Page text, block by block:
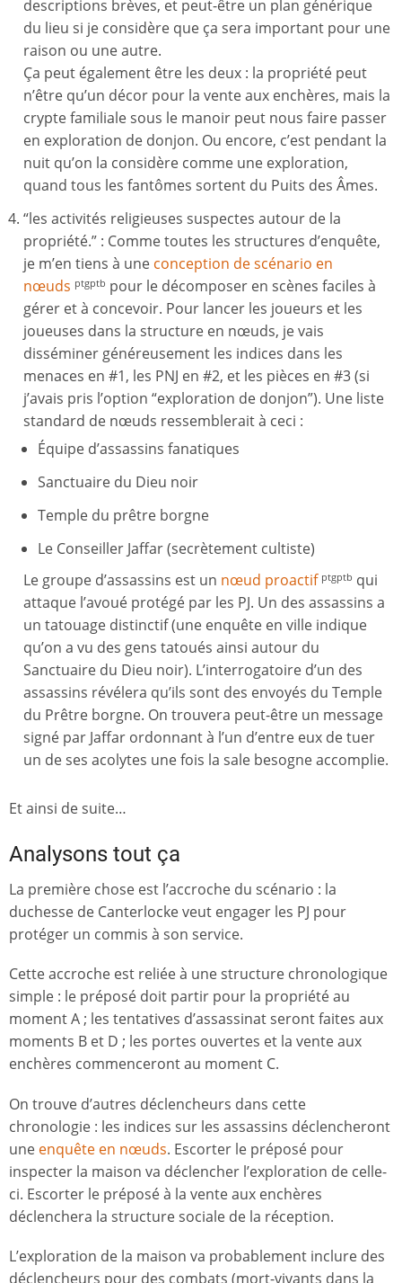
descriptions brèves, et peut-être un plan générique
du lieu si je considère que ça sera important pour une
raison ou une autre.
Ça peut également être les deux : la propriété peut
n’être qu’un décor pour la vente aux enchères, mais la
crypte familiale sous le manoir peut nous faire passer
en exploration de donjon. Ou encore, c’est pendant la
nuit qu’on la considère comme une exploration,
quand tous les fantômes sortent du Puits des Âmes.
“les activités religieuses suspectes autour de la
propriété.” : Comme toutes les structures d’enquête,
je m’en tiens à une conception de scénario en
nœuds ptgptb pour le décomposer en scènes faciles à
gérer et à concevoir. Pour lancer les joueurs et les
joueuses dans la structure en nœuds, je vais
disséminer généreusement les indices dans les
menaces en #1, les PNJ en #2, et les pièces en #3 (si
j’avais pris l’option “exploration de donjon”). Une liste
standard de nœuds ressemblerait à ceci :
Équipe d’assassins fanatiques
Sanctuaire du Dieu noir
Temple du prêtre borgne
Le Conseiller Jaffar (secrètement cultiste)
Le groupe d’assassins est un nœud proactif ptgptb qui
attaque l’avoué protégé par les PJ. Un des assassins a
un tatouage distinctif (une enquête en ville indique
qu’on a vu des gens tatoués ainsi autour du
Sanctuaire du Dieu noir). L’interrogatoire d’un des
assassins révélera qu’ils sont des envoyés du Temple
du Prêtre borgne. On trouvera peut-être un message
signé par Jaffar ordonnant à l’un d’entre eux de tuer
un de ses acolytes une fois la sale besogne accomplie.
Et ainsi de suite…
Analysons tout ça
La première chose est l’accroche du scénario : la
duchesse de Canterlocke veut engager les PJ pour
protéger un commis à son service.
Cette accroche est reliée à une structure chronologique
simple : le préposé doit partir pour la propriété au
moment A ; les tentatives d’assassinat seront faites aux
moments B et D ; les portes ouvertes et la vente aux
enchères commenceront au moment C.
On trouve d’autres déclencheurs dans cette
chronologie : les indices sur les assassins déclencheront
une enquête en nœuds. Escorter le préposé pour
inspecter la maison va déclencher l’exploration de celle-
ci. Escorter le préposé à la vente aux enchères
déclenchera la structure sociale de la réception.
L’exploration de la maison va probablement inclure des
déclencheurs pour des combats (mort-vivants dans la